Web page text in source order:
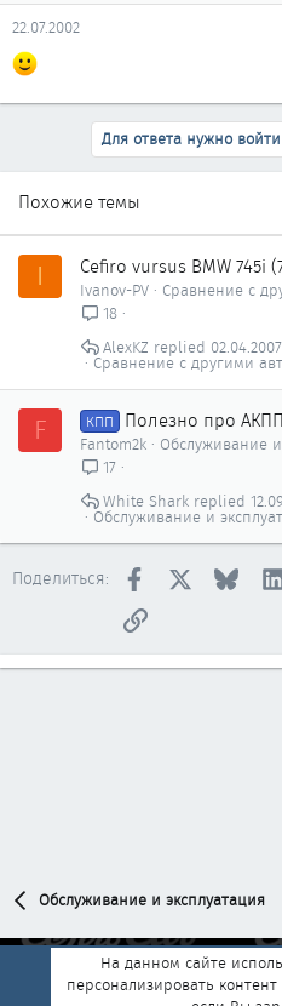
22.07.2002
Для ответа нужно
Похожие темы
I Cefiro vursus BMW 745i
Ivanov-PV
Сравнение с
18
Сравнение с другими
02.04.2007
AlexKZ
F КПП Полезно про АКПП
Fantom2k
Обслуживание
17
Обслуживание и
White Shark
Поделиться: Facebook
Ссылка
Обслуживание и эксплуатация
Обратная связь Условия и
На данном сайте
персонализировать